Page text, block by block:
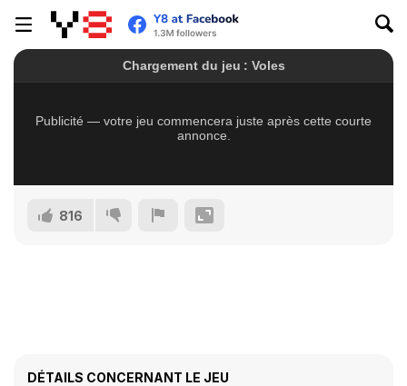
816
DÉTAILS CONCERNANT LE JEU